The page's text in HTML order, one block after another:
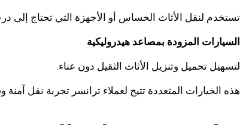
تستخدم لنقل الأثاث الحساس أو الأجهزة التي تحتاج إلى
السيارات المزودة بمصاعد هيدروليكية
لتسهيل تحميل وتنزيل الأثاث الثقيل دون عناء.
هذه الخيارات المتعددة تتيح لعملاء ترانسر تجربة نقل